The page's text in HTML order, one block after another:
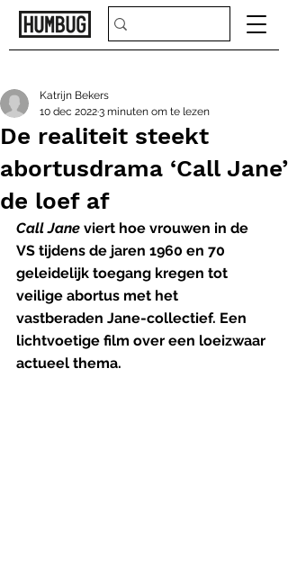
De realiteit steekt
abortusdrama ‘Call Jane’
de loef af
Katrijn Bekers
10 dec 20223 minuten om te lezen
Call Jane viert hoe vrouwen in de
VS tijdens de jaren 1960 en 70
geleidelijk toegang kregen tot
veilige abortus met het
vastberaden Jane-collectief. Een
lichtvoetige film over een loeizwaar
actueel thema.